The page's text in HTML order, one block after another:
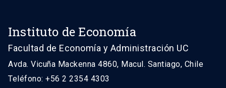
Instituto de Economía
Facultad de Economía y Administración UC
Avda. Vicuña Mackenna 4860, Macul. Santiago, Chile
Teléfono: +56 2 2354 4303